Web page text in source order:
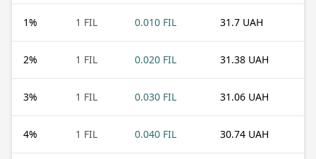
1% 1 FIL 0.010 FIL 31.7 UAH
2% 1 FIL 0.020 FIL 31.38 UAH
3% 1 FIL 0.030 FIL 31.06 UAH
4% 1 FIL 0.040 FIL 30.74 UAH